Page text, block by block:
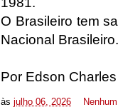
O Brasileiro tem
Nacional Brasileiro.
Por Edson Charles
às julho 06, 2026